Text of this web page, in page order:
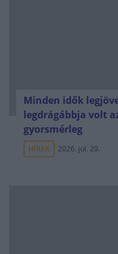
Minden idők
legdrágábbja volt
gyorsmérleg
HÍREK 2026. júl. 20.